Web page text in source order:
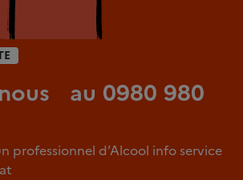
au 0980 980
professionnel d’Alcool info service